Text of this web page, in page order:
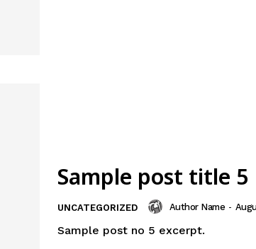
Sample post title 5
UNCATEGORIZED Author Name -
Sample post no 5 excerpt.